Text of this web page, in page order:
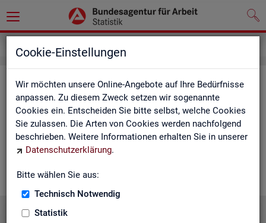
Cookie-Einstellungen
Wir möchten unsere Online-Angebote auf Ihre Bedürfnisse
anpassen. Zu diesem Zweck setzen wir sogenannte
Cookies ein. Entscheiden Sie bitte selbst, welche Cookies
Sie zulassen. Die Arten von Cookies werden nachfolgend
beschrieben. Weitere Informationen erhalten Sie in unserer
Datenschutzerklärung.
Bitte wählen Sie aus:
Technisch Notwendig
Statistik
Ser­vice
Die Sta­tis­tik derBAbie­tet ein brei­tes An­ge­bot an Pro­duk­ten
und Son­der­aus­wer­tung (nachBe­darf). Haben Sie Fra­gen,
einen spe­zi­el­len Da­ten­wunsch oder möch­ten uns ein Feed­
back zu un­se­ren Pro­duk­ten geben, dann schau­en Sie auf den